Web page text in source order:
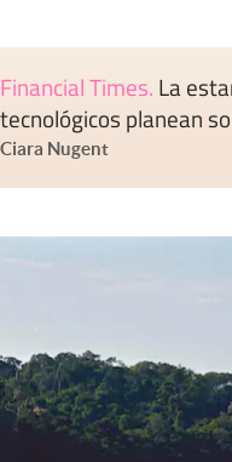
Financial Times. La
tecnológicos planean
Ciara Nugent